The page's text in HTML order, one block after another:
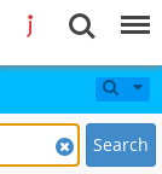
Search